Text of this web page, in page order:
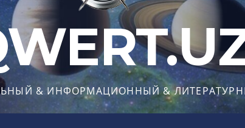
& ИНФОРМАЦИОННЫЙ &